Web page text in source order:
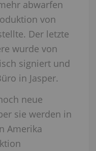
abwarfen
von
Der letzte
wurde von
signiert und
in Jasper.
neue
sie werden in
Amerika